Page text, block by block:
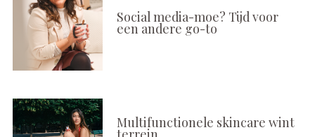
Social media-moe? Tijd voor
een andere go-to
Multifunctionele skincare wint